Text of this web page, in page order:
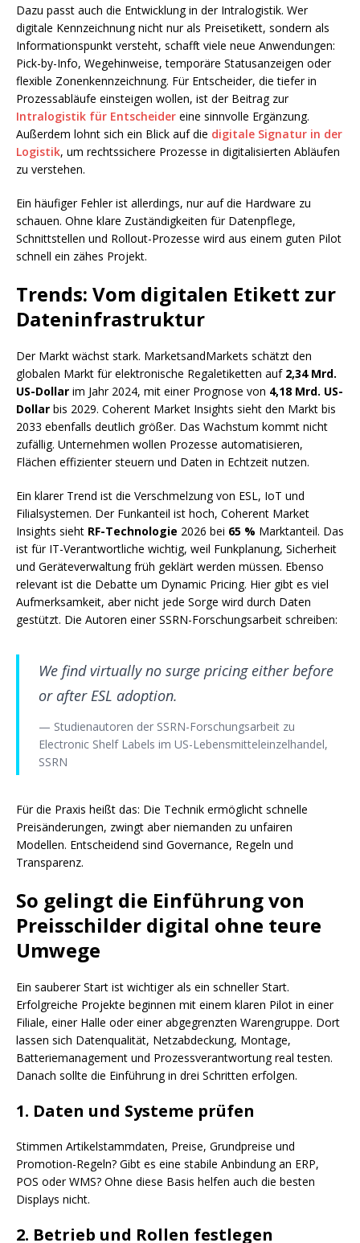
Dazu passt auch die Entwicklung in der Intralogistik. Wer
digitale Kennzeichnung nicht nur als Preisetikett, sondern als
Informationspunkt versteht, schafft viele neue Anwendungen:
Pick-by-Info, Wegehinweise, temporäre Statusanzeigen oder
flexible Zonenkennzeichnung. Für Entscheider, die tiefer in
Prozessabläufe einsteigen wollen, ist der Beitrag zur
Intralogistik für Entscheider eine sinnvolle Ergänzung.
Außerdem lohnt sich ein Blick auf die digitale Signatur in der
Logistik, um rechtssichere Prozesse in digitalisierten Abläufen
zu verstehen.
Ein häufiger Fehler ist allerdings, nur auf die Hardware zu
schauen. Ohne klare Zuständigkeiten für Datenpflege,
Schnittstellen und Rollout-Prozesse wird aus einem guten Pilot
schnell ein zähes Projekt.
Trends: Vom digitalen Etikett zur
Dateninfrastruktur
Der Markt wächst stark. MarketsandMarkets schätzt den
globalen Markt für elektronische Regaletiketten auf 2,34 Mrd.
US-Dollar im Jahr 2024, mit einer Prognose von 4,18 Mrd. US-
Dollar bis 2029. Coherent Market Insights sieht den Markt bis
2033 ebenfalls deutlich größer. Das Wachstum kommt nicht
zufällig. Unternehmen wollen Prozesse automatisieren,
Flächen effizienter steuern und Daten in Echtzeit nutzen.
Ein klarer Trend ist die Verschmelzung von ESL, IoT und
Filialsystemen. Der Funkanteil ist hoch, Coherent Market
Insights sieht RF-Technologie 2026 bei 65 % Marktanteil. Das
ist für IT-Verantwortliche wichtig, weil Funkplanung, Sicherheit
und Geräteverwaltung früh geklärt werden müssen. Ebenso
relevant ist die Debatte um Dynamic Pricing. Hier gibt es viel
Aufmerksamkeit, aber nicht jede Sorge wird durch Daten
gestützt. Die Autoren einer SSRN-Forschungsarbeit schreiben:
We find virtually no surge pricing either before
or after ESL adoption.
— Studienautoren der SSRN-Forschungsarbeit zu
Electronic Shelf Labels im US-Lebensmitteleinzelhandel,
SSRN
Für die Praxis heißt das: Die Technik ermöglicht schnelle
Preisänderungen, zwingt aber niemanden zu unfairen
Modellen. Entscheidend sind Governance, Regeln und
Transparenz.
So gelingt die Einführung von
Preisschilder digital ohne teure
Umwege
Ein sauberer Start ist wichtiger als ein schneller Start.
Erfolgreiche Projekte beginnen mit einem klaren Pilot in einer
Filiale, einer Halle oder einer abgegrenzten Warengruppe. Dort
lassen sich Datenqualität, Netzabdeckung, Montage,
Batteriemanagement und Prozessverantwortung real testen.
Danach sollte die Einführung in drei Schritten erfolgen.
1. Daten und Systeme prüfen
Stimmen Artikelstammdaten, Preise, Grundpreise und
Promotion-Regeln? Gibt es eine stabile Anbindung an ERP,
POS oder WMS? Ohne diese Basis helfen auch die besten
Displays nicht.
2. Betrieb und Rollen festlegen